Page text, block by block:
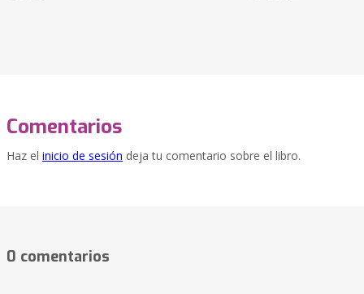
Comentarios
Haz el inicio de sesión deja tu comentario sobre el libro.
0 comentarios